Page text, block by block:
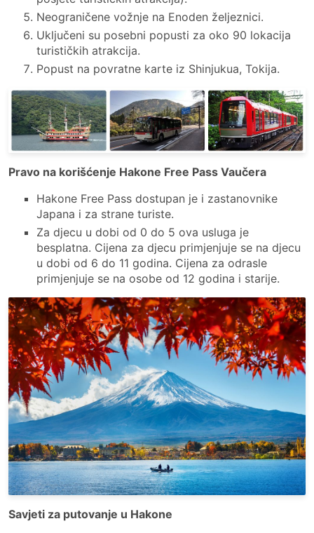
Neograničene vožnje na Enoden željeznici.
Uključeni su posebni popusti za oko 90 lokacija
turističkih atrakcija.
Popust na povratne karte iz Shinjukua, Tokija.
Pravo na korišćenje Hakone Free Pass Vaučera
Hakone Free Pass dostupan je i zastanovnike
Japana i za strane turiste.
Za djecu u dobi od 0 do 5 ova usluga je
besplatna. Cijena za djecu primjenjuje se na djecu
u dobi od 6 do 11 godina. Cijena za odrasle
primjenjuje se na osobe od 12 godina i starije.
Savjeti za putovanje u Hakone